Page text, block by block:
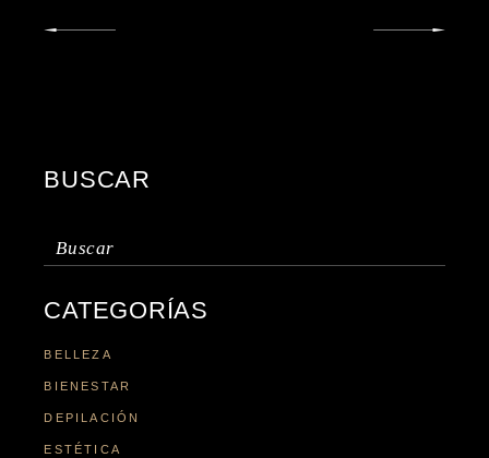
BUSCAR
CATEGORÍAS
BELLEZA
BIENESTAR
DEPILACIÓN
ESTÉTICA